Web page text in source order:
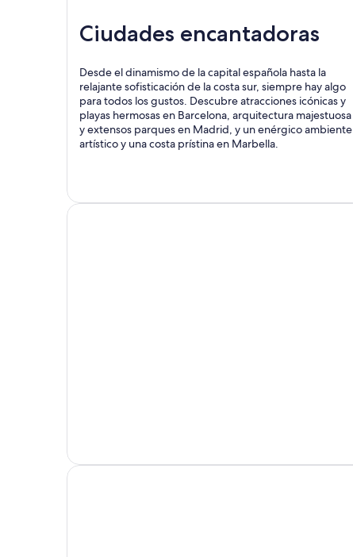
Ciudades encantadoras
Desde el dinamismo de la capital española hasta la
relajante sofisticación de la costa sur, siempre hay algo
para todos los gustos. Descubre atracciones icónicas y
playas hermosas en Barcelona, arquitectura majestuosa
y extensos parques en Madrid, y un enérgico ambiente
artístico y una costa prístina en Marbella.